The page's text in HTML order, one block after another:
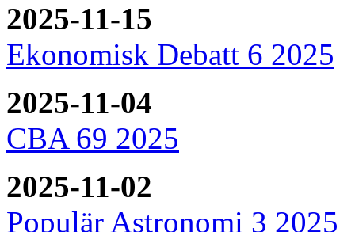
2025-11-15
Ekonomisk Debatt 6 2025
2025-11-04
CBA 69 2025
2025-11-02
Populär Astronomi 3 2025